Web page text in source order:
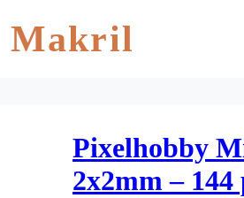
Makril
Pixelhobby
2x2mm – 144